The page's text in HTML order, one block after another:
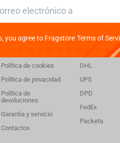
Política de cookies
Política de privacidad
Política de
devoluciones
Garantía y servicio
Contactos
DHL
UPS
DPD
FedEx
Packeta
you agree to Fragstore Terms of